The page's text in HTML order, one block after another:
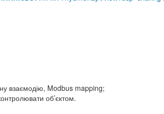
взаємодію, Modbus mapping;
об’єктом.